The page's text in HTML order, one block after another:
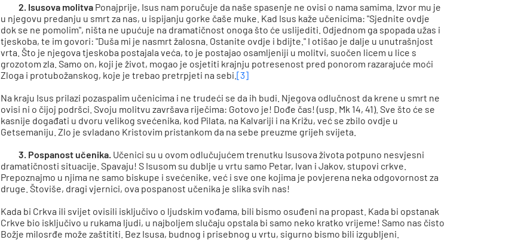
2. Isusova molitva Ponajprije, Isus nam poručuje da naše spasenje ne ovisi o nama samima. Izvor mu je
u njegovu predanju u smrt za nas, u ispijanju gorke čaše muke. Kad Isus kaže učenicima: "Sjednite ovdje
dok se ne pomolim", ništa ne upućuje na dramatičnost onoga što će uslijediti. Odjednom ga spopada užas i
tjeskoba, te im govori: "Duša mi je nasmrt žalosna. Ostanite ovdje i bdijte." I otišao je dalje u unutrašnjost
vrta. Što je njegova tjeskoba postajala veća, to je postajao osamljeniji u molitvi, suočen licem u lice s
grozotom zla. Samo on, koji je život, mogao je osjetiti krajnju potresenost pred ponorom razarajuće moći
Zloga i protubožanskog, koje je trebao pretrpjeti na sebi.[3]
Na kraju Isus prilazi pozaspalim učenicima i ne trudeći se da ih budi. Njegova odlučnost da krene u smrt ne
ovisi ni o čijoj podršci. Svoju molitvu završava riječima: Gotovo je! Dođe čas! (usp. Mk 14, 41). Sve što će se
kasnije događati u dvoru velikog svećenika, kod Pilata, na Kalvariji i na Križu, već se zbilo ovdje u
Getsemaniju. Zlo je svladano Kristovim pristankom da na sebe preuzme grijeh svijeta.
3. Pospanost učenika. Učenici su u ovom odlučujućem trenutku Isusova života potpuno nesvjesni
dramatičnosti situacije. Spavaju! S Isusom su dublje u vrtu samo Petar, Ivan i Jakov, stupovi crkve.
Prepoznajmo u njima ne samo biskupe i svećenike, već i sve one kojima je povjerena neka odgovornost za
druge. Štoviše, dragi vjernici, ova pospanost učenika je slika svih nas!
Kada bi Crkva ili svijet ovisili isključivo o ljudskim vođama, bili bismo osuđeni na propast. Kada bi opstanak
Crkve bio isključivo u rukama ljudi, u najboljem slučaju opstala bi samo neko kratko vrijeme! Samo nas čisto
Božje milosrđe može zaštititi. Bez Isusa, budnog i prisebnog u vrtu, sigurno bismo bili izgubljeni.